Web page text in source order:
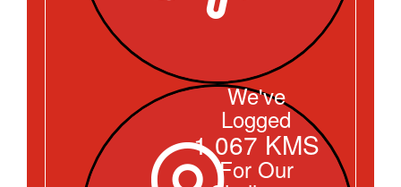
We've
Logged
1,067 KMS
For Our